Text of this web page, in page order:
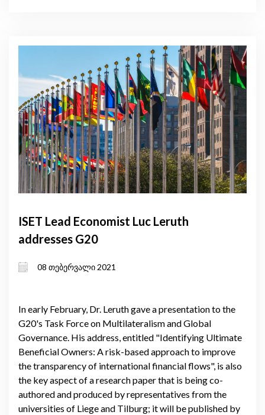
ISET Lead Economist Luc Leruth
addresses G20
08 თებერვალი 2021
In early February, Dr. Leruth gave a presentation to the
G20's Task Force on Multilateralism and Global
Governance. His address, entitled "Identifying Ultimate
Beneficial Owners: A risk-based approach to improve
the transparency of international financial flows", is also
the key aspect of a research paper that is being co-
authored and produced by representatives from the
universities of Liege and Tilburg; it will be published by